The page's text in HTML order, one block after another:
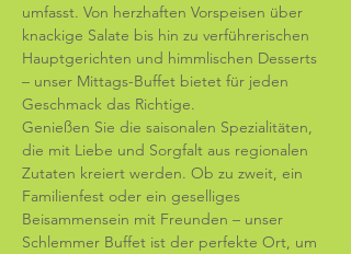
umfasst. Von herzhaften Vorspeisen über
knackige Salate bis hin zu verführerischen
Hauptgerichten und himmlischen Desserts
– unser Mittags-Buffet bietet für jeden
Geschmack das Richtige.
Genießen Sie die saisonalen Spezialitäten,
die mit Liebe und Sorgfalt aus regionalen
Zutaten kreiert werden. Ob zu zweit, ein
Familienfest oder ein geselliges
Beisammensein mit Freunden – unser
Schlemmer Buffet ist der perfekte Ort, um